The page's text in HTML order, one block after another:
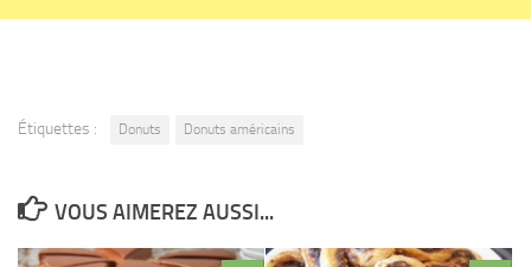
Étiquettes : Donuts Donuts américains
VOUS AIMEREZ AUSSI...